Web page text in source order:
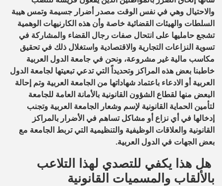
والاحتيال وهي في نفس الوقت مصدر أضرار جسيمة وتمس هيبة
السلطات والهيئات القضائية خاصة وأن هذه الكارنيهات الوهمية
تشجع حامليها على انتحال صفات رجال القضاء والمشاركة في
تسوية النزاعات التجارية والاقتصادية واستغلال ذلك في تحقيق
مكاسب مالية غير مشروعة، ونحن في جامعة الدول العربية
خاطبنا بعض هذه المراكز وتحديداً التي تدعي تبعيتها لجامعة الدول
العربية أو الادعاء باعتماد شهاداتها من الجامعة العربية وتم إحالة
البعض منها لقطاع الشؤون القانونية بالأمانة العامة للجامعة
لتأمين الحماية القانونية لإسم وشعار الجامعة العربية وتجنب
إدخالها في أي نزاع أو مشاكل تساهم في الأضرار بالمراكز
القانونية والعلاقات الوظيفية والتنظيمية التي تربط الجامعة مع
بعض الجهات في الدول العربية.
هل هذا يكفي للتصدي لهذا التلاعب
بالألقاب والمسميات القانونية